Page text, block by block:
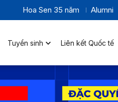
Hoa Sen 35 năm Alumni
Tuyển sinh Liên kết Quốc tế